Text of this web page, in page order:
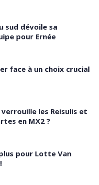
sud dévoile sa
pour Ernée
face à un choix crucial
les Reisulis et
en MX2 ?
pour Lotte Van